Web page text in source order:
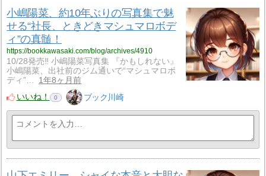
小嶋陽菜、約10年ぶりの写真集で魅
せる“社長、ときどきマシュマロボデ
ィ”の真髄！
https://bookkawasaki.com/blog/archives/4910
10/28発売‼ 小嶋陽菜写真集 『かもしれない』
小嶋陽菜、出社前のジム通いで“マシュマロボ
ディ”…
1年8ヶ月前
いいね！
0 ブック川崎